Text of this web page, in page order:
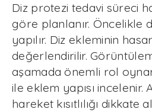
Diz protezi tedavi süreci
göre planlanır. Öncelikle
yapılır. Diz ekleminin
değerlendirilir.
aşamada önemli rol
ile eklem yapısı incelenir.
hareket kısıtlılığı dikkate